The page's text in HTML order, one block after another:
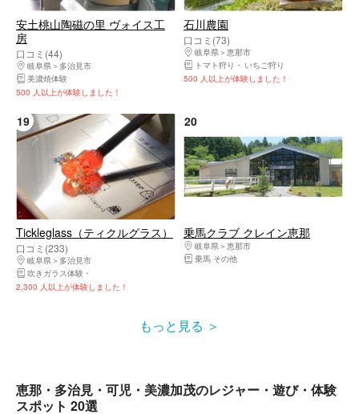
安土桃山陶磁の里 ヴォイス工
房
口コミ(44)
岐阜県
多治見市
美濃焼体験
500 人以上が体験しました！
石川農園
口コミ(73)
岐阜県
恵那市
トマト狩り
いちご狩り
500 人以上が体験しました！
19
Tickleglass（ティクルグラス）
口コミ(233)
岐阜県
多治見市
吹きガラス体験
2,300 人以上が体験しました！
20
乗馬クラブ クレイン恵那
岐阜県
恵那市
乗馬 その他
もっと見る
恵那・多治見・可児・美濃加茂のレジャー・遊び・体験
スポット 20選